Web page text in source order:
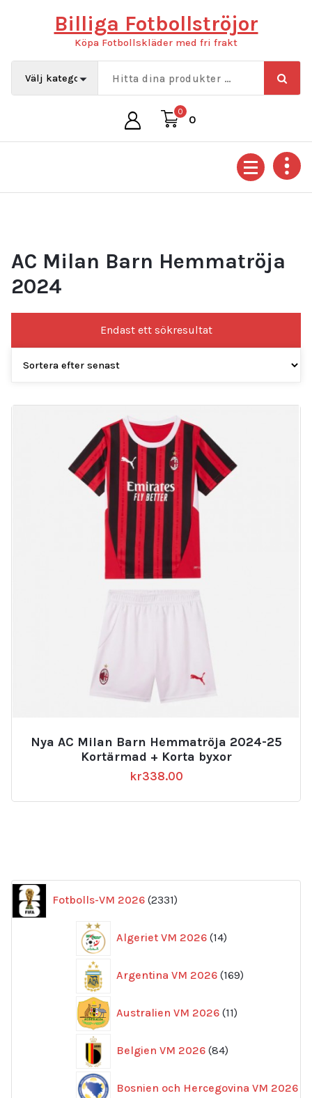
Billiga Fotbollströjor
Köpa Fotbollskläder med fri frakt
0
0
AC Milan Barn Hemmatröja
2024
Endast ett sökresultat
Nya AC Milan Barn Hemmatröja 2024-25
Kortärmad + Korta byxor
kr338.00
Fotbolls-VM 2026 2331
produkter
Algeriet VM 2026 14
produkter
Argentina VM 2026 169
produkter
Australien VM 2026 11
produkter
Belgien VM 2026 84
produkter
Bosnien och Hercegovina VM 2026